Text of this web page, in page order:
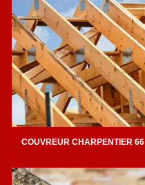
COUVREUR CHARPENTIER 66